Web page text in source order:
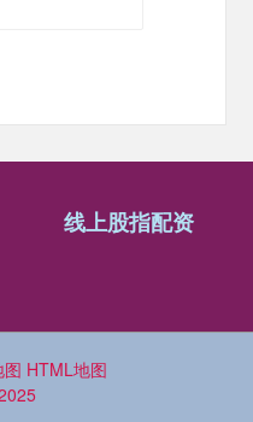
线上股指配资
图 HTML地图